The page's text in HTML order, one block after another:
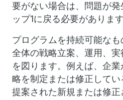
要がない場合は、問題が
ップ1に戻る必要があります
プログラムを持続可能な
全体の戦略立案、運用、
を図ります。例えば、企
略を制定または修正して
提案された新規または修